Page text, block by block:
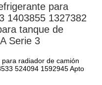
para
1403855 1327382
tanque de
Serie 3
radiador de camión
524094 1592945 Apto